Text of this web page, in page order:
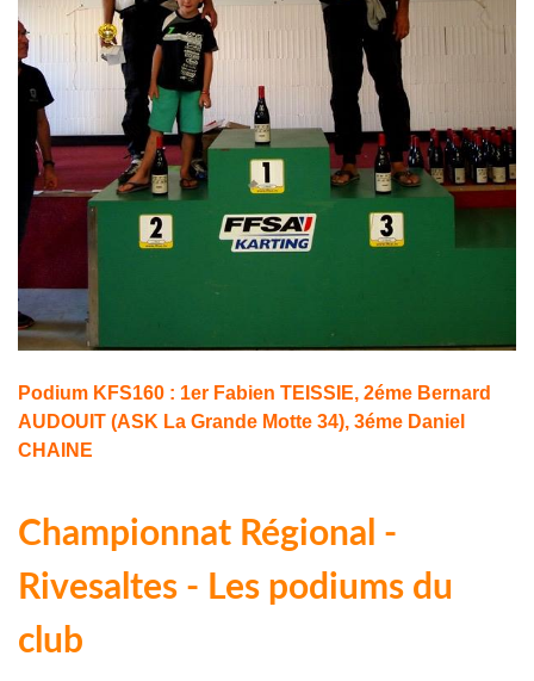
Podium KFS160 : 1er Fabien TEISSIE, 2éme Bernard
AUDOUIT (ASK La Grande Motte 34), 3éme Daniel
CHAINE
Championnat Régional -
Rivesaltes - Les podiums du
club